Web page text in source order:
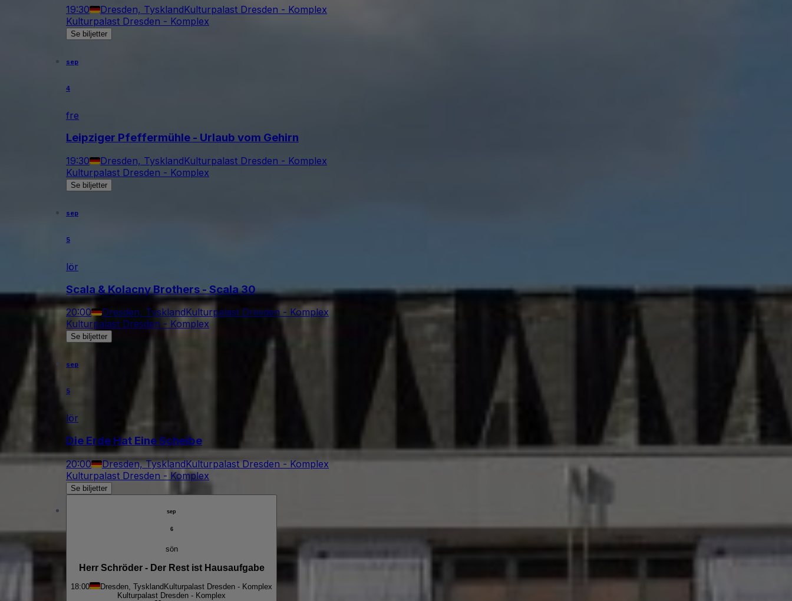
19:30 Dresden, TysklandKulturpalast Dresden - Komplex
Kulturpalast Dresden - Komplex
Se biljetter
sep
4
fre
Leipziger Pfeffermühle - Urlaub vom Gehirn
19:30 Dresden, TysklandKulturpalast Dresden - Komplex
Kulturpalast Dresden - Komplex
Se biljetter
sep
5
lör
Scala & Kolacny Brothers - Scala 30
20:00 Dresden, TysklandKulturpalast Dresden - Komplex
Kulturpalast Dresden - Komplex
Se biljetter
sep
5
lör
Die Erde Hat Eine Scheibe
20:00 Dresden, TysklandKulturpalast Dresden - Komplex
Kulturpalast Dresden - Komplex
Se biljetter
sep
6
sön
Herr Schröder - Der Rest ist Hausaufgabe
18:00 Dresden, Tyskland Kulturpalast Dresden - Komplex
Kulturpalast Dresden - Komplex